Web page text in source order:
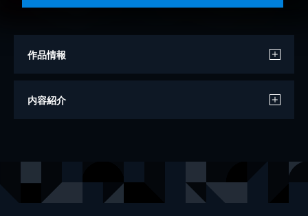
作品情報
原作
掲載誌 Vジャンプ
内容紹介